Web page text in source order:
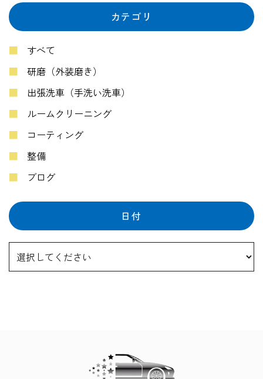
カテゴリ
すべて
研磨（外装磨き）
出張洗車（手洗い洗車）
ルームクリーニング
コーティング
整備
ブログ
日付